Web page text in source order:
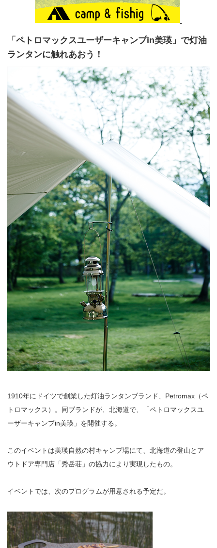
「ペトロマックスユーザーキャンプin美瑛」で灯油
ランタンに触れあおう！
1910年にドイツで創業した灯油ランタンブランド、Petromax（ペ
トロマックス）。同ブランドが、北海道で、「ペトロマックスユ
ーザーキャンプin美瑛」を開催する。
このイベントは美瑛自然の村キャンプ場にて、北海道の登山とア
ウトドア専門店「秀岳荘」の協力により実現したもの。
イベントでは、次のプログラムが用意される予定だ。